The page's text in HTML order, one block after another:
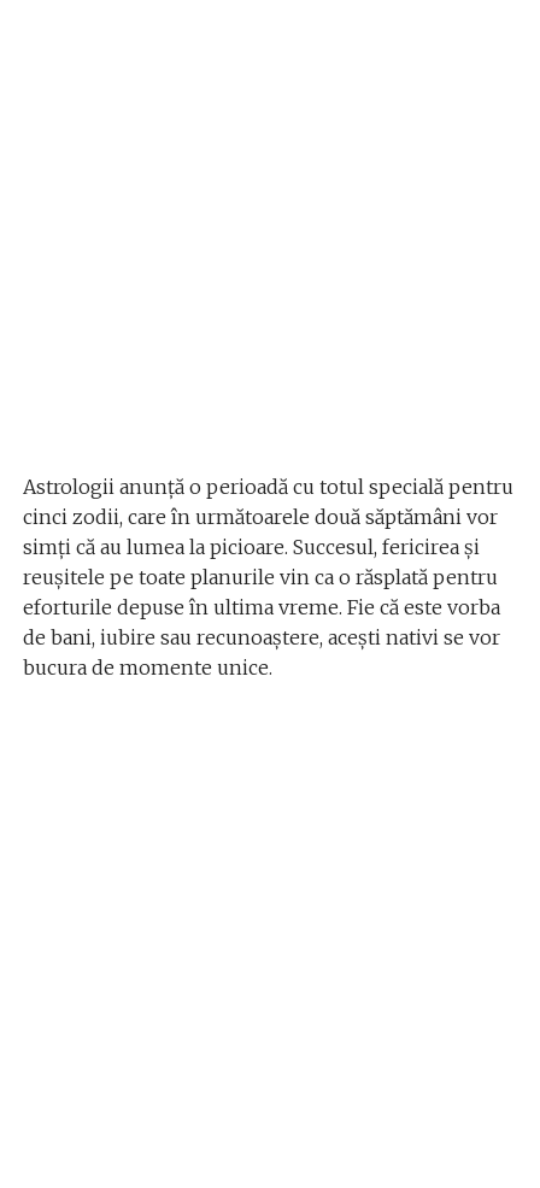
Astrologii anunță o perioadă cu totul specială pentru
cinci zodii, care în următoarele două săptămâni vor
simți că au lumea la picioare. Succesul, fericirea și
reușitele pe toate planurile vin ca o răsplată pentru
eforturile depuse în ultima vreme. Fie că este vorba
de bani, iubire sau recunoaștere, acești nativi se vor
bucura de momente unice.